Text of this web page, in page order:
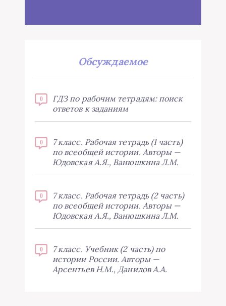
Обсуждаемое
0
ГДЗ по рабочим тетрадям: поиск
ответов к заданиям
0
7 класс. Рабочая тетрадь (1 часть)
по всеобщей истории. Авторы —
Юдовская А.Я., Ванюшкина Л.М.
0
7 класс. Рабочая тетрадь (2 часть)
по всеобщей истории. Авторы —
Юдовская А.Я., Ванюшкина Л.М.
0
7 класс. Учебник (2 часть) по
истории России. Авторы —
Арсентьев Н.М., Данилов А.А.